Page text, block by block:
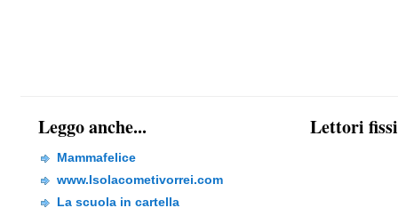
Leggo anche...
Mammafelice
www.Isolacometivorrei.com
La scuola in cartella
Lettori fissi